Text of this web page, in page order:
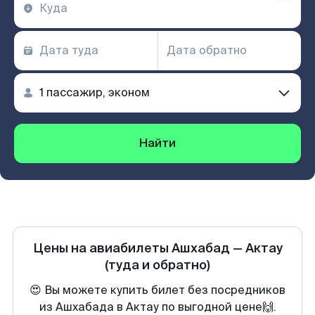
Найти
Цены на авиабилеты Ашхабад — Актау
(туда и обратно)
😍 Вы можете купить билет без посредников
из Ашхабада в Актау по выгодной цене🙌.